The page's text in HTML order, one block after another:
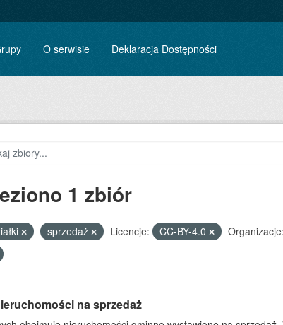
O serwisie Deklaracja Dostępności
1 zbiór
sprzedaż Licencje: CC-BY-4.0
Organizacje:
na sprzedaż